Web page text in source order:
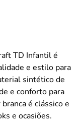
TD Infantil é
e estilo para
sintético de
e conforto para
é clássico e
e ocasiões.